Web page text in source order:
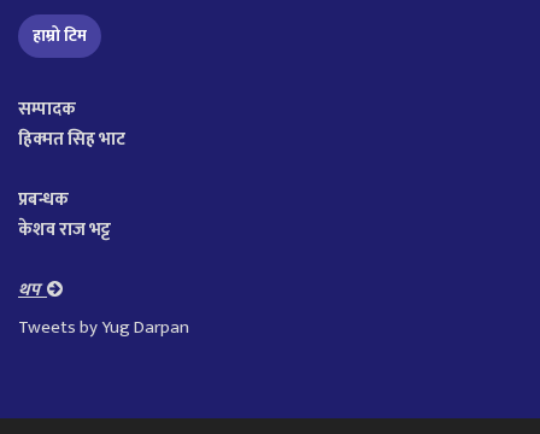
हाम्रो टिम
सम्पादक
हिक्मत सिह भाट
प्रबन्धक
केशव राज भट्ट
थप
Tweets by Yug Darpan